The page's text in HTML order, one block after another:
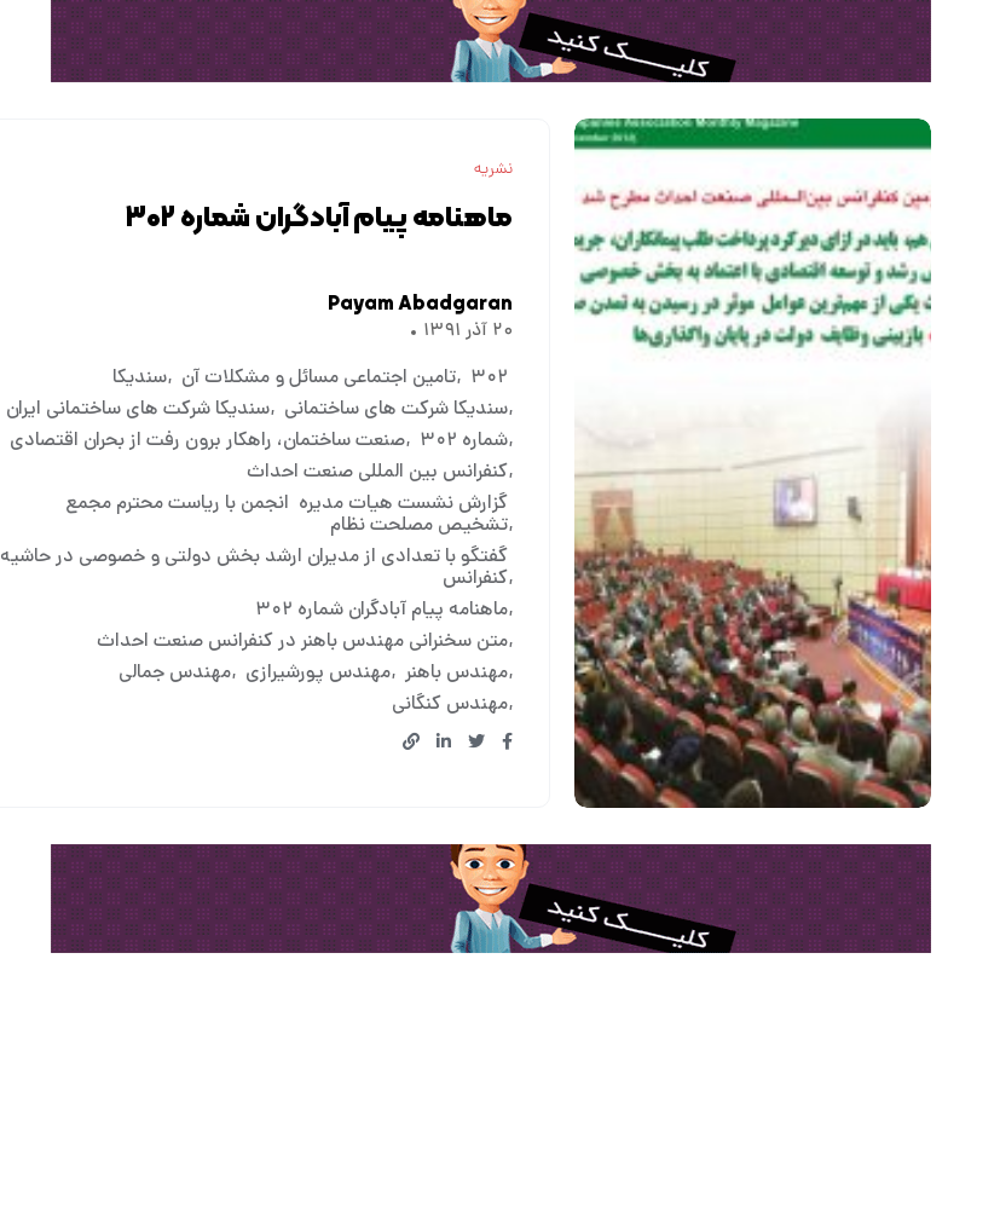
نشریه
ماهنامه پیام آبادگران شماره ۳۰۲
Payam Abadgaran
۲۰ آذر ۱۳۹۱
۳۰۲ تامین اجتماعی مسائل و مشکلات آن سندیکا
سندیکا شرکت های ساختمانی سندیکا شرکت های ساختمانی ایران
شماره ۳۰۲
صنعت ساختمان، راهکار برون رفت از بحران اقتصادی
کنفرانس بین المللی صنعت احداث
گزارش نشست هیات مدیره انجمن با ریاست محترم مجمع
تشخیص مصلحت نظام
گفتگو با تعدادی از مدیران ارشد بخش دولتی و خصوصی در حاشیه
کنفرانس
ماهنامه پیام آبادگران شماره ۳۰۲
متن سخنرانی مهندس باهنر در کنفرانس صنعت احداث
مهندس باهنر مهندس پورشیرازی مهندس جمالی
مهندس کنگانی